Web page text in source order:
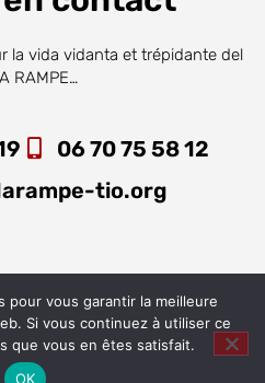
la vida vidanta et trépidante del
RAMPE…
06 70 75 58 12
tio.org
I Crédit : Webmaster WordPress
pour vous garantir la meilleure
Si vous continuez à utiliser ce
que vous en êtes satisfait.
OK